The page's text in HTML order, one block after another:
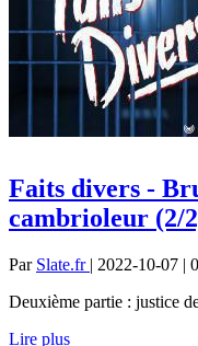
Faits divers -
cambrioleur (2/
Par Slate.fr | 2022-10-07 | 0
Deuxième partie : justice
Lire plus